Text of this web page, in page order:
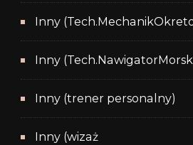
Inny
Inny
Inny (trener personalny)
Inny (wizaż